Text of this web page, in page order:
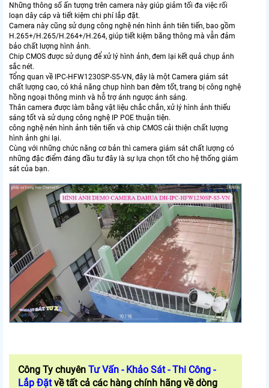
Những thông số ấn tượng trên camera này giúp giảm tối đa việc rối
loạn dây cáp và tiết kiệm chi phí lắp đặt.
Camera này cũng sử dụng công nghệ nén hình ảnh tiên tiến, bao gồm
H.265+/H.265/H.264+/H.264, giúp tiết kiệm băng thông mà vẫn đảm
bảo chất lượng hình ảnh.
Chip CMOS được sử dụng để xử lý hình ảnh, đem lại kết quả chụp ảnh
sắc nét.
Tổng quan về IPC-HFW1230SP-S5-VN, đây là một Camera giám sát
chất lượng cao, có khả năng chụp hình ban đêm tốt, trang bị công nghệ
hồng ngoại thông minh và hỗ trợ ánh ngược ánh sáng.
Thân camera được làm bằng vật liệu chắc chắn, xử lý hình ảnh thiếu
sáng tốt và sử dụng công nghệ IP POE thuận tiện.
công nghệ nén hình ảnh tiên tiến và chip CMOS cải thiện chất lượng
hình ảnh ghi lại.
Cùng với những chức năng cơ bản thì camera giám sát chất lượng có
những đặc điểm đáng đầu tư đây là sự lựa chọn tốt cho hệ thống giám
sát của bạn.
Công Ty chuyên Tư Vấn - Khảo Sát - Thi Công -
Lắp Đặtvề tất cả các hàng chính hãng về dòng